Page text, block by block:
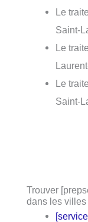
Le
Saint-
Le
Le
Saint-
Trouver
dans les